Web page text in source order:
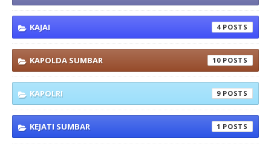
KAJAI 4
KAPOLDA SUMBAR 10
KAPOLRI 9
KEJATI SUMBAR 1